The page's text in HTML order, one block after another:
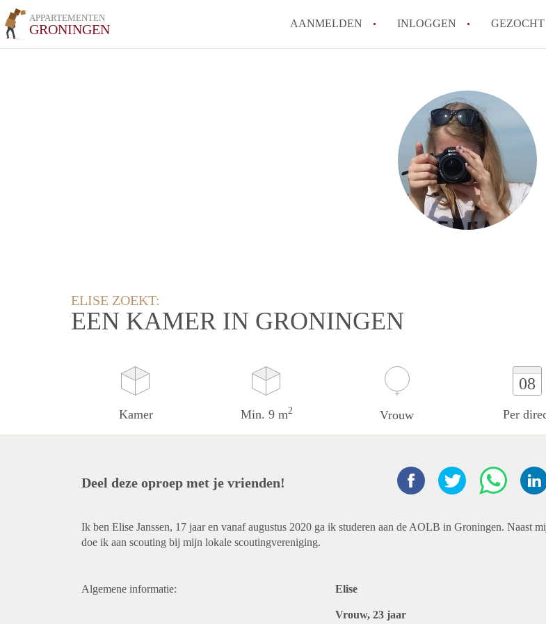
APPARTEMENTEN
GRONINGEN AANMELDEN INLOGGEN GEZOCHT
Hoe werkt
Hoeveel kost het om
How to translate
Wat is
Wat is de
Alle veelgestelde
ELISE ZOEKT:
EEN KAMER IN GRONINGEN
Kamer Min. 9 m2 Vrouw
08
Per
Deel deze oproep met je vrienden!
Ik ben Elise Janssen, 17 jaar en vanaf augustus 2020 ga ik studeren aan de AOLB in Groningen. Naast
doe ik aan scouting bij mijn lokale scoutingvereniging.
Algemene informatie: Elise
Vrouw, 23 jaar